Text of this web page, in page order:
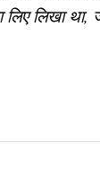
लिखा था,